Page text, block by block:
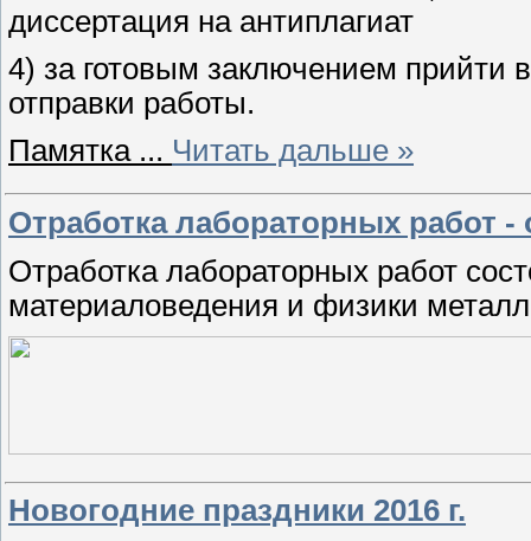
диссертация на антиплагиат
4) за готовым заключением прийти
отправки работы.
Памятка ... Читать дальше »
Отработка лабораторных работ -
Отработка лабораторных работ
материаловедения и физики
Новогодние праздники 2016 г.